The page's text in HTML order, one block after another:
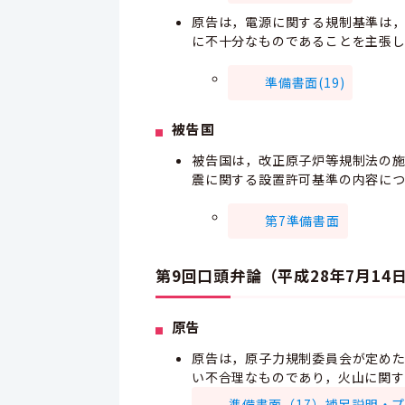
原告は，電源に関する規制基準は
に不十分なものであることを主張
準備書面(19)
被告国
被告国は，改正原子炉等規制法の
震に関する設置許可基準の内容に
第7準備書面
第9回口頭弁論（平成28年7月
原告
原告は，原子力規制委員会が定め
い不合理なものであり，火山に関